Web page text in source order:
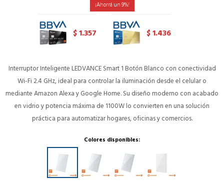
9
$1.357 $1.436
Interruptor Inteligente LEDVANCE Smart 1 Botón Blanco con conectividad
Wi-Fi 2.4 GHz, ideal para controlar la iluminación desde el celular o
mediante Amazon Alexa y Google Home. Su diseño moderno con acabado
en vidrio y potencia máxima de 1100W lo convierten en una solución
práctica para automatizar hogares, oficinas y comercios.
Colores disponibles: